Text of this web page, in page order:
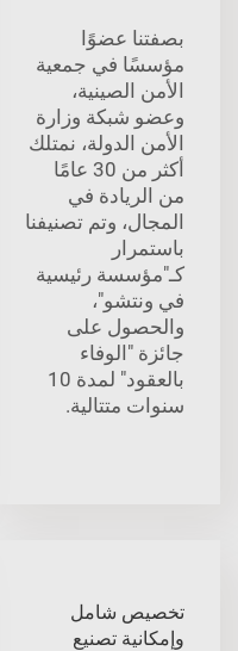
بصفتنا عضوًا
مؤسسًا في جمعية
الأمن الصينية،
وعضو شبكة وزارة
الأمن الدولة، نمتلك
أكثر من 30 عامًا
من الريادة في
المجال، وتم تصنيفنا
باستمرار
كـ"مؤسسة رئيسية
في ونتشو"،
والحصول على
جائزة "الوفاء
بالعقود" لمدة 10
سنوات متتالية.
تخصيص شامل
وإمكانية تصنيع